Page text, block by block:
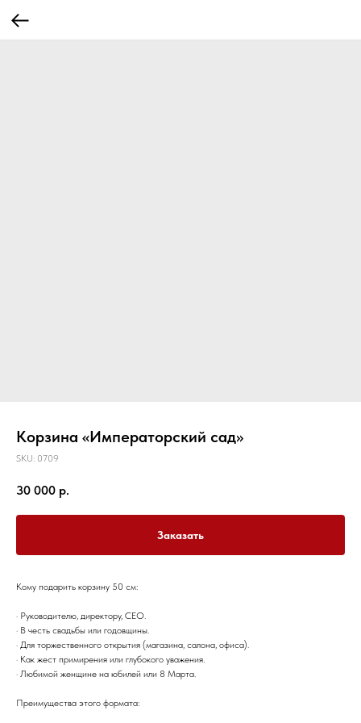
Корзина «Императорский сад»
SKU: 0709
30 000 р.
Заказать
Кому подарить корзину 50 см:
· Руководителю, директору, CEO.
· В честь свадьбы или годовщины.
· Для торжественного открытия (магазина, салона, офиса).
· Как жест примирения или глубокого уважения.
· Любимой женщине на юбилей или 8 Марта.
Преимущества этого формата: